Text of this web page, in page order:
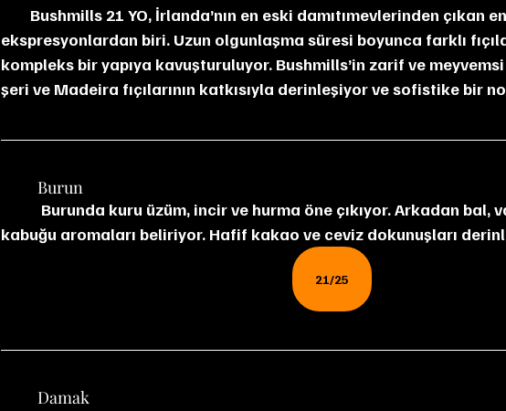
ekspresyonlardan biri. Uzun olgunlaşma süresi boyunca farklı
kompleks bir yapıya kavuşturuluyor. Bushmills’in zarif ve
şeri ve Madeira fıçılarının katkısıyla derinleşiyor ve sofistike bir
	Burun
kabuğu aromaları beliriyor. Hafif kakao ve ceviz dokunuşları
21/25
	Damak